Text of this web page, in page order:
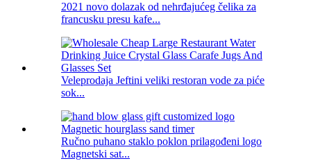
2021 novo dolazak od nehrđajućeg čelika za
francusku presu kafe...
Veleprodaja Jeftini veliki restoran vode za piće
sok...
Ručno puhano staklo poklon prilagođeni logo
Magnetski sat...